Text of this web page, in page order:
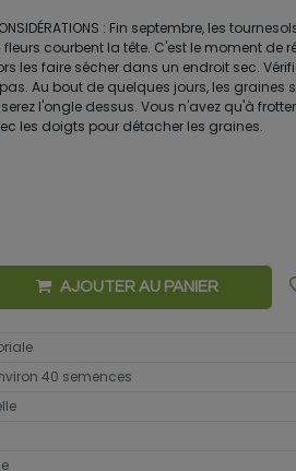
CONSIDÉRATIONS : Fin septembre, les
courbent la tête. C'est le moment de
les faire sécher dans un endroit sec.
Au bout de quelques jours, les graines
l'ongle dessus. Vous n'avez qu'à
les doigts pour détacher les graines.
AJOUTER AU PANIER
40 semences